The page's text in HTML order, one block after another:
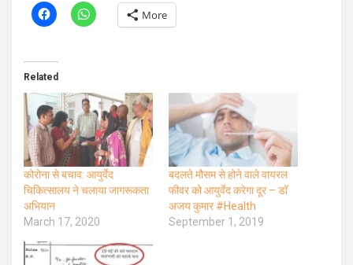
More
Related
कोरोना से बचाव: आयुर्वेद
चिकित्सालय ने चलाया जागरूकता
अभियान
March 17, 2020
बदलते मौसम से होने वाले वायरल
फीवर को आयुर्वेद करेगा दूर – डॉ
अजय कुमार #Health
September 1, 2019